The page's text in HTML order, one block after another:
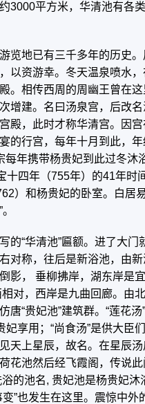
3000平方米，华清池有各
览地已有三千多年的历史
以资游幸。冬天温泉喷水
。相传西周的周幽王曾在
增建。名曰汤泉宫，后改
殿，此时才称华清宫。因
的行宫，每年十月到此，
每年携带杨贵妃到此过冬沐
十四年（755年）的41年时
）和杨贵妃的卧室。白居
的“华清池”匾额。进了大
对称，往后是新浴池，由
影， 垂柳拂岸，湖东岸是
对，西岸是九曲回廊。由
唐“贵妃池”建筑群。“莲花
享用；“尚食汤”是供大臣
天上星辰，故名。在星辰
花池然后经飞霞阁，传说
的池名, 贵妃池是杨贵妃沐
”也发生在这里。震惊中外